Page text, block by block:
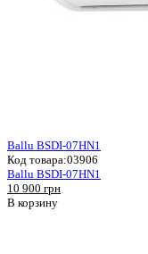
Ballu BSDI-07HN1
Код товара:03906
Ballu BSDI-07HN1
10 900 грн
В корзину